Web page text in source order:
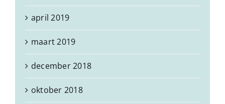
april 2019
maart 2019
december 2018
oktober 2018